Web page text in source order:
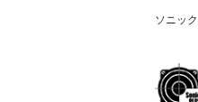
ソニッ